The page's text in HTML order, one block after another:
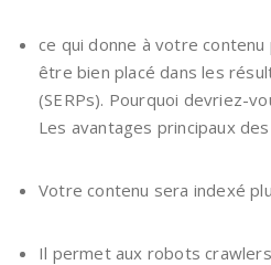
ce qui donne à votre
être bien placé dans les
(SERPs). Pourquoi devriez-
Les avantages principaux
Votre contenu sera indexé
Il permet aux robots